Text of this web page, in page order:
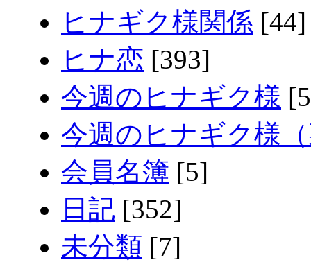
ヒナギク様関係 [44]
ヒナ恋 [393]
今週のヒナギク様
今週のヒナギク様
会員名簿 [5]
日記 [352]
未分類 [7]